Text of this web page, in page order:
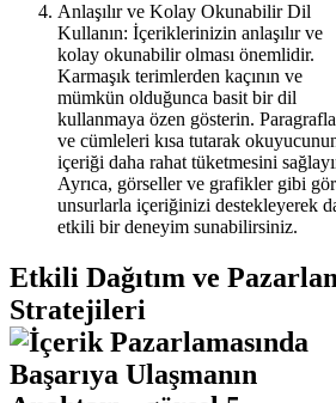
Anlaşılır ve Kolay Okunabilir Dil
Kullanın: İçeriklerinizin anlaşılır ve
kolay okunabilir olması önemlidir.
Karmaşık terimlerden kaçının ve
mümkün olduğunca basit bir dil
kullanmaya özen gösterin.
ve cümleleri kısa tutarak
içeriği daha rahat tüketmesini
Ayrıca, görseller ve grafikler gibi
unsurlarla içeriğinizi destekleyerek
etkili bir deneyim sunabilirsiniz.
Etkili Dağıtım ve
Stratejileri